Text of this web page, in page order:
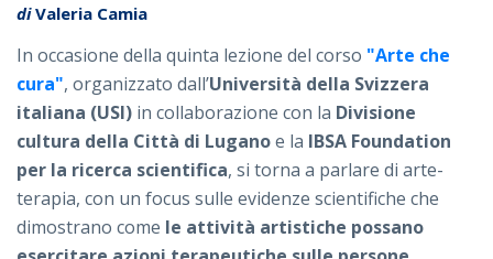
diValeria Camia
In occasione della quinta lezione del corso "Arte che
cura", organizzato dall’Università della Svizzera
italiana (USI) in collaborazione con la Divisione
cultura della Città di Luganoe la IBSA Foundation
per la ricerca scientifica, si torna a parlare di arte-
terapia, con un focus sulle evidenze scientifiche che
dimostrano come le attività artistiche possano